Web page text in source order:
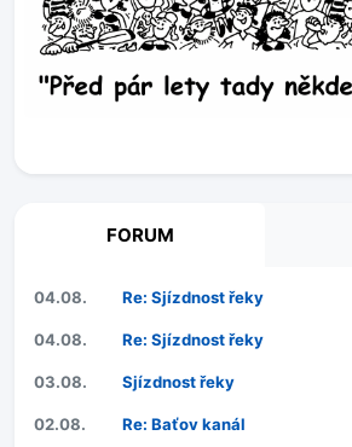
FORUM
04.08. Re: Sjízdnost řeky
04.08. Re: Sjízdnost řeky
03.08. Sjízdnost řeky
02.08. Re: Baťov kanál